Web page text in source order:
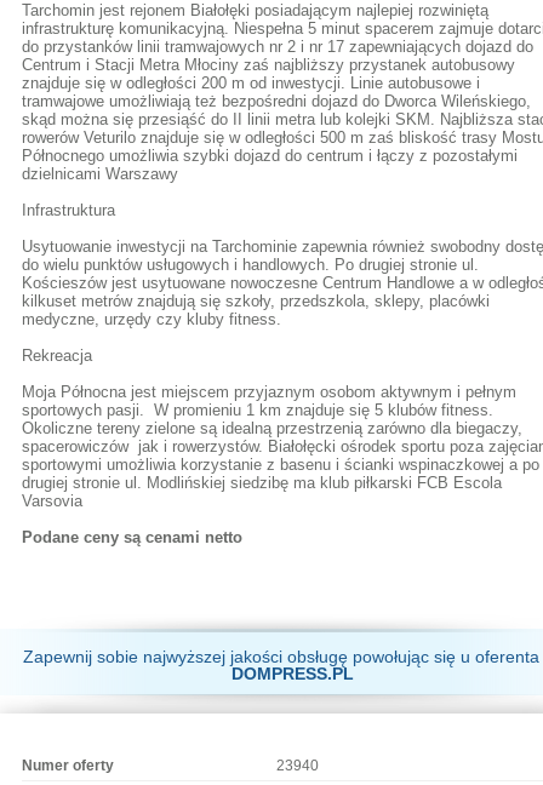
Tarchomin jest rejonem Białołęki posiadającym najlepiej rozwiniętą
infrastrukturę komunikacyjną. Niespełna 5 minut spacerem zajmuje
do przystanków linii tramwajowych nr 2 i nr 17 zapewniających dojazd do
Centrum i Stacji Metra Młociny zaś najbliższy przystanek autobusowy
znajduje się w odległości 200 m od inwestycji. Linie autobusowe i
tramwajowe umożliwiają też bezpośredni dojazd do Dworca Wileńskiego,
skąd można się przesiąść do II linii metra lub kolejki SKM. Najbliższa
rowerów Veturilo znajduje się w odległości 500 m zaś bliskość trasy
Północnego umożliwia szybki dojazd do centrum i łączy z pozostałymi
dzielnicami Warszawy
Infrastruktura
Usytuowanie inwestycji na Tarchominie zapewnia również swobodny
do wielu punktów usługowych i handlowych. Po drugiej stronie ul.
Kościeszów jest usytuowane nowoczesne Centrum Handlowe a w
kilkuset metrów znajdują się szkoły, przedszkola, sklepy, placówki
medyczne, urzędy czy kluby fitness.
Rekreacja
Moja Północna jest miejscem przyjaznym osobom aktywnym i pełnym
sportowych pasji. W promieniu 1 km znajduje się 5 klubów fitness.
Okoliczne tereny zielone są idealną przestrzenią zarówno dla biegaczy,
spacerowiczów jak i rowerzystów. Białołęcki ośrodek sportu poza
sportowymi umożliwia korzystanie z basenu i ścianki wspinaczkowej a po
drugiej stronie ul. Modlińskiej siedzibę ma klub piłkarski FCB Escola
Varsovia
Podane ceny są cenami netto
Zapewnij sobie najwyższej jakości obsługę powołując się u oferenta
DOMPRESS.PL
Numer oferty
23940